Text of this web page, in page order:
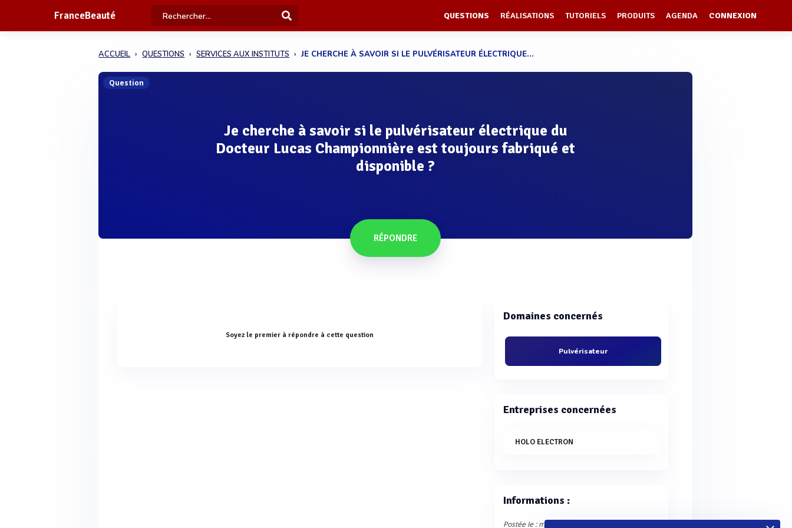
FranceBeauté QUESTIONS RÉALISATIONS TUTORIELS PRODUITS AGENDA CONNEXION
ACCUEIL QUESTIONS SERVICES AUX INSTITUTS JE CHERCHE À SAVOIR SI LE PULVÉRISATEUR ÉLECTRIQUE...
Question
Je cherche à savoir si le pulvérisateur électrique du
Docteur Lucas Championnière est toujours fabriqué et
disponible ?
RÉPONDRE
Soyez le premier à répondre à cette question
Domaines concernés
Pulvérisateur
Entreprises concernées
HOLO ELECTRON
Informations :
Postée le : mercredi 8 juillet 2026